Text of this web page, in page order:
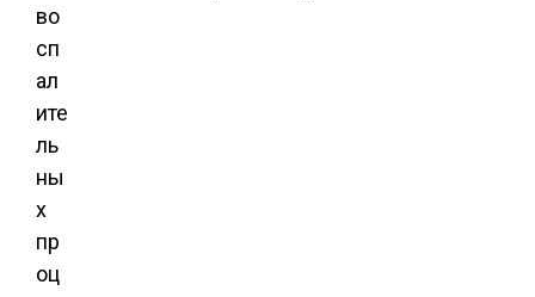
во
сп
ал
ите
ль
ны
х
пр
оц